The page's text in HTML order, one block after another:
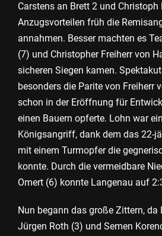
Carstens an Brett 2 und
Anzugsvorteilen früh die
annahmen. Besser machten es
(7) und Christopher Freiherr von
sicheren Siegen kamen.
besonders die Parite von Freiherr
schon in der Eröffnung für
einen Bauern opferte. Lohn war
Königsangriff, dank dem das 22-
mit einem Turmopfer die
konnte. Durch die vermeidbare
Omert (6) konnte Langenau auf
Nun begann das große Zittern, da
Jürgen Roth (3) und Semen